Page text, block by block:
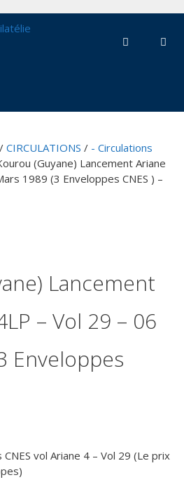
/ CIRCULATIONS / - Circulations
(Guyane) Lancement Ariane
1989 (3 Enveloppes CNES ) –
Lancement
– Vol 29 – 06
Enveloppes
vol Ariane 4 – Vol 29 (Le prix